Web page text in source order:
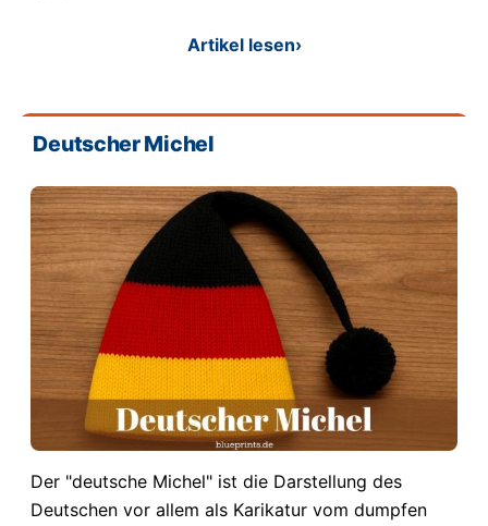
Artikel lesen›
Deutscher Michel
Der "deutsche Michel" ist die Darstellung des
Deutschen vor allem als Karikatur vom dumpfen